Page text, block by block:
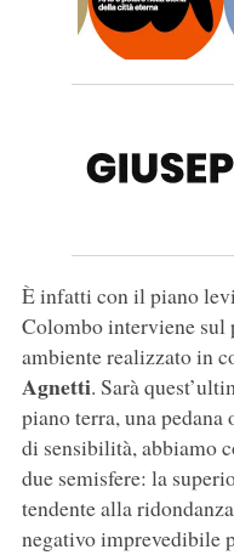
È infatti con il piano
Colombo interviene sul
ambiente realizzato in
Agnetti. Sarà
piano terra, una
di sensibilità, abbiamo
due semisfere: la
tendente alla
negativo imprevedibile